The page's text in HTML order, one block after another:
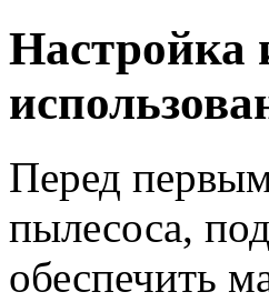
Настройка
Перед
пылесоса,
обеспечить